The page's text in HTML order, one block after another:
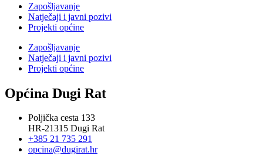
Zapošljavanje
Natječaji i javni pozivi
Projekti općine
Zapošljavanje
Natječaji i javni pozivi
Projekti općine
Općina Dugi Rat
Poljička cesta 133
HR-21315 Dugi Rat
+385 21 735 291
opcina@dugirat.hr